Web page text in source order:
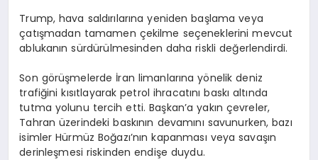
Trump, hava saldırılarına yeniden başlama veya
çatışmadan tamamen çekilme seçeneklerini mevcut
ablukanın sürdürülmesinden daha riskli değerlendirdi.
Son görüşmelerde İran limanlarına yönelik deniz
trafiğini kısıtlayarak petrol ihracatını baskı altında
tutma yolunu tercih etti. Başkan’a yakın çevreler,
Tahran üzerindeki baskının devamını savunurken, bazı
isimler Hürmüz Boğazı’nın kapanması veya savaşın
derinleşmesi riskinden endişe duydu.